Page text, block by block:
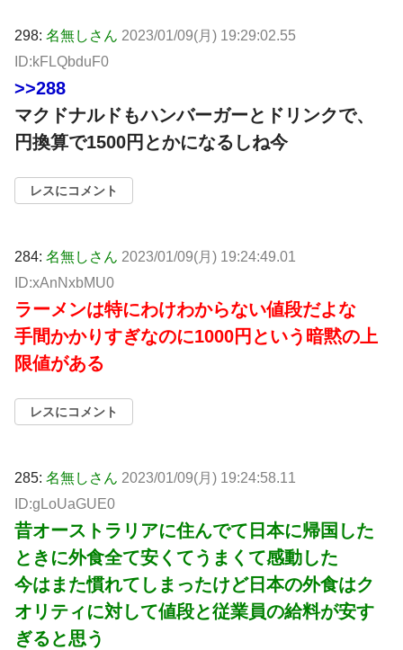
298: 名無しさん 2023/01/09(月) 19:29:02.55
ID:kFLQbduF0
>>288
マクドナルドもハンバーガーとドリンクで、
円換算で1500円とかになるしね今
レスにコメント
284: 名無しさん 2023/01/09(月) 19:24:49.01
ID:xAnNxbMU0
ラーメンは特にわけわからない値段だよな
手間かかりすぎなのに1000円という暗黙の上
限値がある
レスにコメント
285: 名無しさん 2023/01/09(月) 19:24:58.11
ID:gLoUaGUE0
昔オーストラリアに住んでて日本に帰国した
ときに外食全て安くてうまくて感動した
今はまた慣れてしまったけど日本の外食はク
オリティに対して値段と従業員の給料が安す
ぎると思う